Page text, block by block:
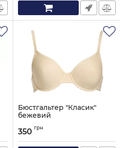
Бюстгальтер "Класик"
бежевий
350 грн